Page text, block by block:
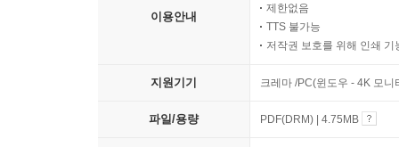
이용안내
제한없음
TTS 불가능
저작권 보호를 위해 인쇄 기
지원기기 크레마 /PC(윈도우 - 4K 모
파일/용량 PDF(DRM) | 4.75MB